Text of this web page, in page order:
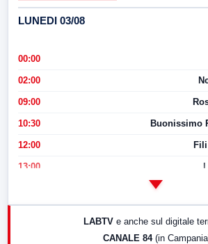
LUNEDI 03/08
00:00
02:00
09:00
10:30 Buonissimo
12:00
13:00
LABTV e anche sul digitale
CANALE 84 (in